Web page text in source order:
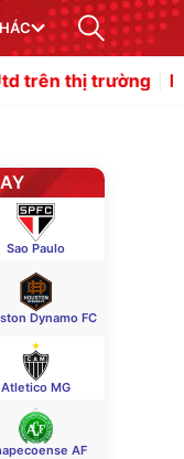
Rashford cự
Sao Paulo
Dynamo FC
Atletico MG
AF